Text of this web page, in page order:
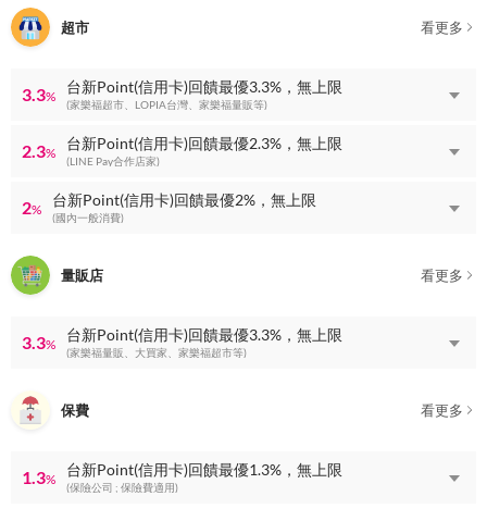
超市 看更多
3.3%
台新Point(信用卡)回饋最優3.3%，無上限
(家樂福超市、LOPIA台灣、家樂福量販等)
2.3%
台新Point(信用卡)回饋最優2.3%，無上限
(LINE Pay合作店家)
2%
台新Point(信用卡)回饋最優2%，無上限
(國內一般消費)
量販店 看更多
3.3%
台新Point(信用卡)回饋最優3.3%，無上限
(家樂福量販、大買家、家樂福超市等)
保費 看更多
1.3%
台新Point(信用卡)回饋最優1.3%，無上限
(保險公司 ; 保險費適用)